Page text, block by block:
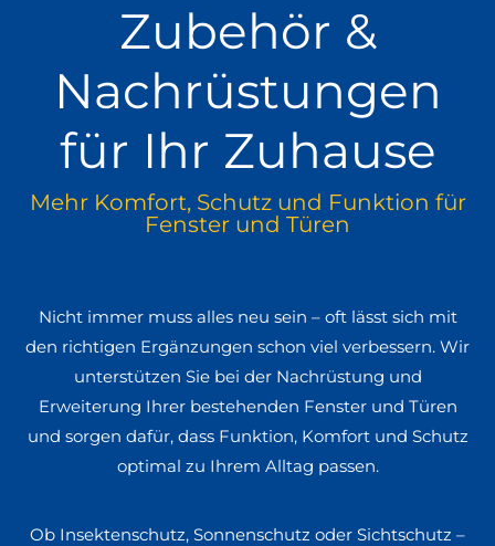
Zubehör &
Nachrüstungen
für Ihr Zuhause
Mehr Komfort, Schutz und Funktion für
Fenster und Türen
Nicht immer muss alles neu sein – oft lässt sich mit
den richtigen Ergänzungen schon viel verbessern. Wir
unterstützen Sie bei der Nachrüstung und
Erweiterung Ihrer bestehenden Fenster und Türen
und sorgen dafür, dass Funktion, Komfort und Schutz
optimal zu Ihrem Alltag passen.
Ob Insektenschutz, Sonnenschutz oder Sichtschutz –